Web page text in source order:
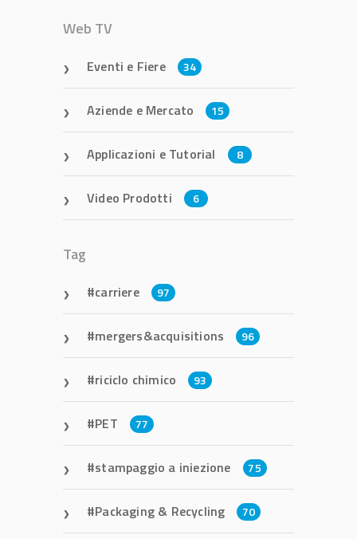
Web TV
Eventi e Fiere 34
Aziende e Mercato 15
Applicazioni e Tutorial 8
Video Prodotti 6
Tag
carriere 97
mergers&acquisitions 96
riciclo chimico 93
PET 77
stampaggio a iniezione 75
Packaging & Recycling 70